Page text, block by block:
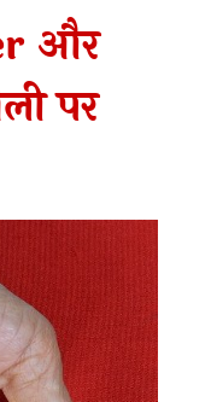
और
पर